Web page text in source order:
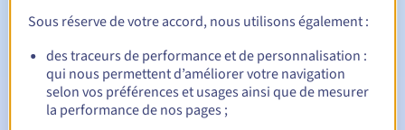
Période de rédemption
Notifications automatiques :
Sous réserve de votre accord, nous utilisons également :
des traceurs de performance et de personnalisation :
qui nous permettent d’améliorer votre navigation
selon vos préférences et usages ainsi que de mesurer
la performance de nos pages ;